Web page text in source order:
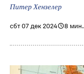
Питер Хензелер
сбт 07 дек 2024 8 мин.